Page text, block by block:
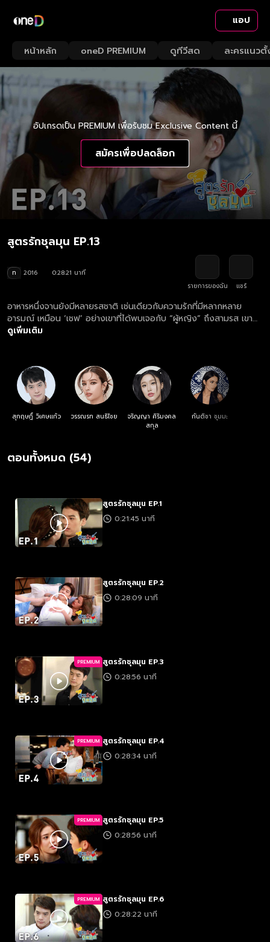
แอป
หน้าหลัก oneD PREMIUM ดูทีวีสด ละครแนวตั้
อัปเกรดเป็น PREMIUM เพื่อรับชม Exclusive Content นี้
สมัครเพื่อปลดล็อก
สูตรรักชุลมุน EP.13
ท 2016
0:28:21 นาที
รายการของฉัน
แชร์
อาหารหนึ่งจานยังมีหลายรสชาติ เช่นเดียวกับความรักที่มีหลากหลาย
อารมณ์ เหมือน ‘เชฟ’ อย่างเขาที่ได้พบเจอกับ “ผู้หญิง” ถึงสามรส เขา
อาจต้องเลือกว่ารสชาติไหนที่เหมาะสมกับตนเอง?
ดูเพิ่มเติม
สุกฤษฎิ์ วิเศษแก้ว วรรณรท สนธิไชย
จริญญา ศิริมงคล
สกุล
กันติชา ชุมมะ
ตอนทั้งหมด (54)
สูตรรักชุลมุน EP.1
0:21:45 นาที
สูตรรักชุลมุน EP.2
0:28:09 นาที
PREMIUM สูตรรักชุลมุน EP.3
0:28:56 นาที
PREMIUM สูตรรักชุลมุน EP.4
0:28:34 นาที
PREMIUM สูตรรักชุลมุน EP.5
0:28:56 นาที
PREMIUM สูตรรักชุลมุน EP.6
0:28:22 นาที